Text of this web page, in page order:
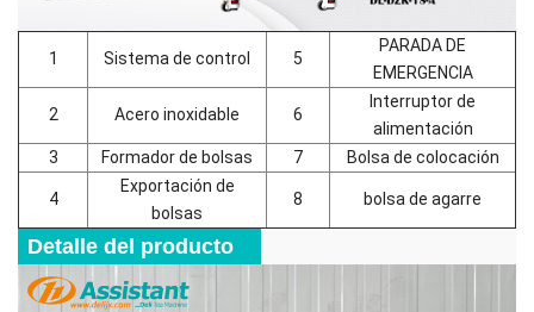
1 Sistema de control 5
PARADA DE
EMERGENCIA
2 Acero inoxidable 6
Interruptor de
alimentación
3
Formador de bolsas 7 Bolsa de colocación
4
Exportación de
bolsas
8 bolsa de agarre
Detalle del producto